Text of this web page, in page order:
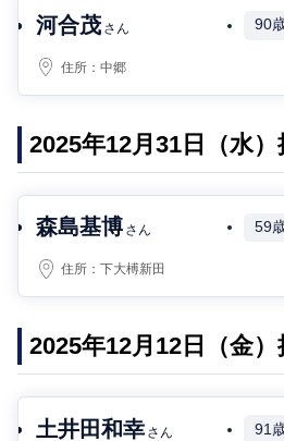
河合茂 さん 90
住所：中郷
2025年12月31日（水）
森島基博 さん 59
住所：下大榑新田
2025年12月12日（金）
土井田和幸 さん 91